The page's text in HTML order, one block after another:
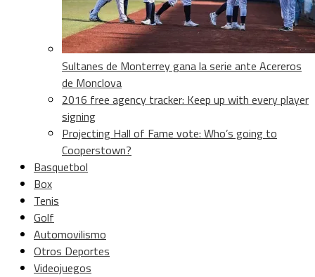
Sultanes de Monterrey gana la serie ante Acereros
de Monclova
2016 free agency tracker: Keep up with every player
signing
Projecting Hall of Fame vote: Who’s going to
Cooperstown?
Basquetbol
Box
Tenis
Golf
Automovilismo
Otros Deportes
Videojuegos